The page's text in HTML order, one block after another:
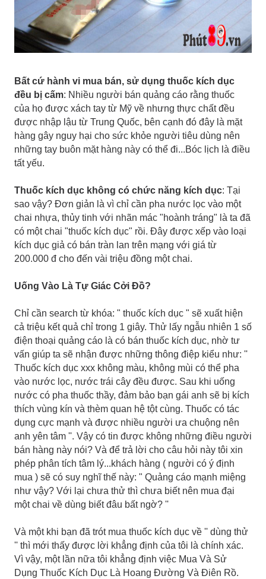
Bất cứ hành vi mua bán, sử dụng thuốc kích dục
đều bị cấm: Nhiều người bán quảng cáo rằng thuốc
của họ được xách tay từ Mỹ về nhưng thực chất đều
được nhập lậu từ Trung Quốc, bên cạnh đó đây là mặt
hàng gây nguy hại cho sức khỏe người tiêu dùng nên
những tay buôn mặt hàng này có thể đi...Bóc lịch là điều
tất yếu.
Thuốc kích dục không có chức năng kích dục: Tại
sao vậy? Đơn giản là vì chỉ cần pha nước lọc vào một
chai nhựa, thủy tinh với nhãn mác "hoành tráng" là ta đã
có một chai "thuốc kích dục" rồi. Đây được xếp vào loại
kích dục giả có bán tràn lan trên mạng với giá từ
200.000 đ cho đến vài triệu đồng một chai.
Uống Vào Là Tự Giác Cởi Đồ?
Chỉ cần search từ khóa: " thuốc kích dục " sẽ xuất hiện
cả triệu kết quả chỉ trong 1 giây. Thử lấy ngẫu nhiên 1 số
điện thoại quảng cáo là có bán thuốc kích dục, nhờ tư
vấn giúp ta sẽ nhận được những thông điệp kiểu như: ''
Thuốc kích dục xxx không màu, không mùi có thể pha
vào nước lọc, nước trái cây đều được. Sau khi uống
nước có pha thuốc thầy, đảm bảo bạn gái anh sẽ bị kích
thích vùng kín và thèm quan hệ tột cùng. Thuốc có tác
dụng cực mạnh và được nhiều người ưa chuộng nên
anh yên tâm ''. Vậy có tin được không những điều người
bán hàng này nói? Và để trả lời cho câu hỏi này tôi xin
phép phân tích tâm lý...khách hàng ( người có ý định
mua ) sẽ có suy nghĩ thế này: " Quảng cáo mạnh miệng
như vậy? Với lại chưa thử thì chưa biết nên mua đại
một chai về dùng biết đâu bất ngờ? ''
Và một khi bạn đã trót mua thuốc kích dục về '' dùng thử
'' thì mới thấy được lời khẳng định của tôi là chính xác.
Vì vậy, một lần nữa tôi khẳng định việc Mua Và Sử
Dụng Thuốc Kích Dục Là Hoang Đường Và Điên Rồ.